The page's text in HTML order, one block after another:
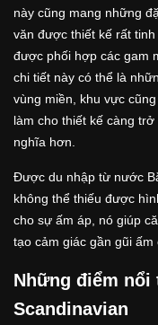
này cũng mang những
văn được thiết kế rất
được phối hợp các gam
chi tiết này có thể là
vùng miền, khu vực
làm cho thiết kế càng
nghĩa hơn.
Được du nhập từ nước
không thể thiếu được
cho sự ấm áp, nó giúp
tạo cảm giác gần gũi ấm
Những điểm
Scandinavian